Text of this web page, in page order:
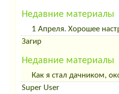
Недавние материалы
1 Апреля. Хорошее
Загир
Недавние материалы
Как я стал дачником,
Super User